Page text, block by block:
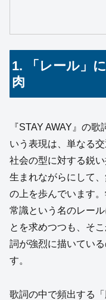
1. 「レール」
肉
『STAY AWAY』の
いう表現は、単なる
社会の型に対する鋭
生まれながらにして
の上を歩んでいます
常識という名のレー
とを求めつつも、そ
詞が強烈に描いてい
す。
歌詞の中で頻出する